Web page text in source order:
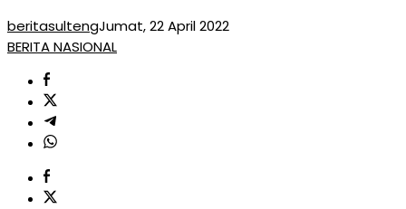
beritasultengJumat, 22 April 2022
BERITA NASIONAL